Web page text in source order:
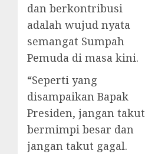
dan berkontribusi
adalah wujud nyata
semangat Sumpah
Pemuda di masa kini.
“Seperti yang
disampaikan Bapak
Presiden, jangan takut
bermimpi besar dan
jangan takut gagal.